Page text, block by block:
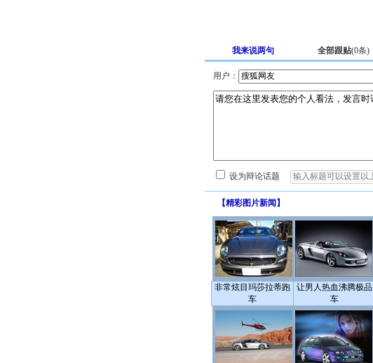
我来说两句 全部跟贴(0条)
用户：
设为辩论话题
【精彩图片新闻 】
非常炫目玛莎拉蒂跑
车
让男人热血沸腾极品
车